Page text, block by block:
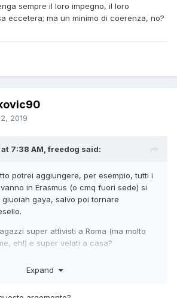
sempre il loro impegno, il loro
eccetera; ma un minimo di coerenza, no?
2019
7:38 AM, freedog said:
potrei aggiungere, per esempio, tutti i
in Erasmus (o cmq fuori sede) si
gaya, salvo poi tornare
super attivisti a Roma (ma molto
eh!) e super velati a casa?
eccetera; ma un minimo di
Expand